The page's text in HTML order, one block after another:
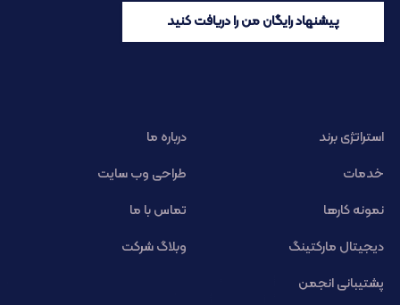
پیشنهاد رایگان من را دریافت کنید
استراتژی برند
درباره ما
خدمات
طراحی وب سایت
نمونه کارها
تماس با ما
دیجیتال مارکتینگ
وبلاگ شرکت
پشتیبانی انجمن